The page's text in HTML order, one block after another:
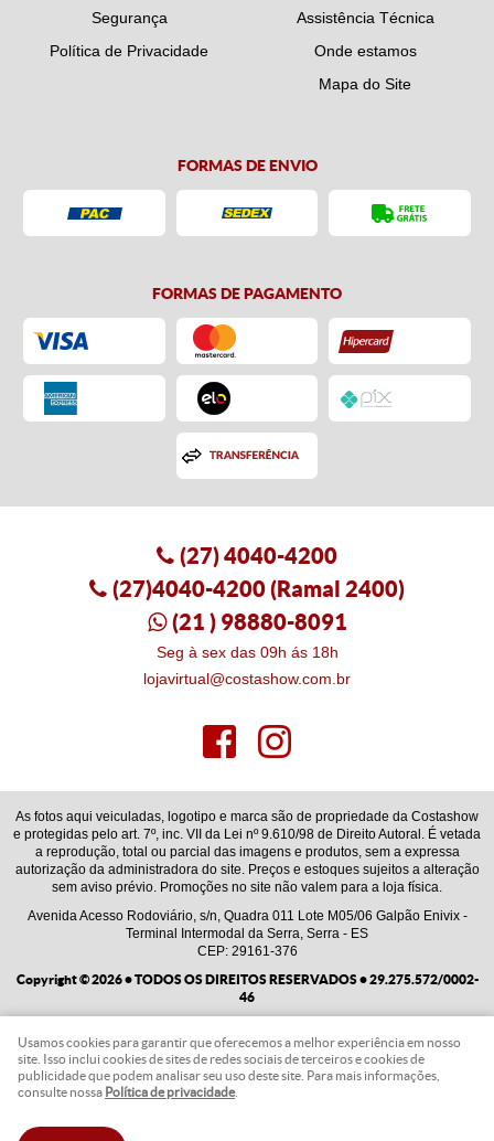
Segurança
Política de Privacidade
Assistência Técnica
Onde estamos
Mapa do Site
FORMAS DE ENVIO
FORMAS DE PAGAMENTO
(27)4040-4200
(27)4040-4200(Ramal 2400)
(21 ) 98880-8091
Seg à sex das 09h ás 18h
lojavirtual@costashow.com.br
As fotos aqui veiculadas, logotipo e marca são de propriedade da Costashow
e protegidas pelo art. 7º, inc. VII da Lei nº 9.610/98 de Direito Autoral. É vetada
a reprodução, total ou parcial das imagens e produtos, sem a expressa
autorização da administradora do site. Preços e estoques sujeitos a alteração
sem aviso prévio. Promoções no site não valem para a loja física.
Avenida Acesso Rodoviário, s/n, Quadra 011 Lote M05/06 Galpão Enivix-
Terminal Intermodal da Serra, Serra - ES
CEP: 29161-376
Copyright © 2026 • TODOS OS DIREITOS RESERVADOS • 29.275.572/0002-
46
LOJA VIRTUAL CRIADA POR
Usamos cookies para garantir que oferecemos a melhor experiência em nosso
site. Isso inclui cookies de sites de redes sociais de terceiros e cookies de
publicidade que podem analisar seu uso deste site. Para mais informações,
consulte nossa Política de privacidade.